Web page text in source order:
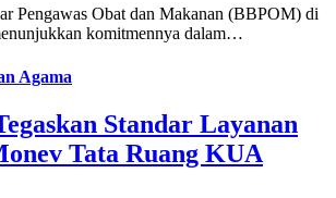
Pengawas Obat dan Makanan (BBPOM) di
komitmennya dalam…
Agama
Standar Layanan
Tata Ruang KUA